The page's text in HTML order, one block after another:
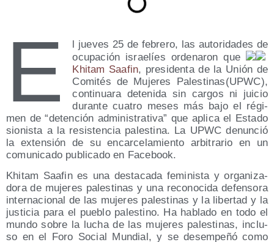
E
l jue­ves 25 de febre­ro, las auto­ri­da­des de
ocu­pa­ción israe­líes orde­na­ron que
Khi­tam Saa­fin, pre­si­den­ta de la Unión de
Comi­tés de Muje­res Palestinas(UPWC),
con­ti­nua­ra dete­ni­da sin car­gos ni jui­cio
duran­te cua­tro meses más bajo el régi­
men de “deten­ción admi­nis­tra­ti­va” que apli­ca el Esta­do
sio­nis­ta a la resis­ten­cia pales­ti­na. La UPWC denun­ció
la exten­sión de su encar­ce­la­mien­to arbi­tra­rio en un
comu­ni­ca­do publi­ca­do en Facebook.
Khi­tam Saa­fin es una des­ta­ca­da femi­nis­ta y orga­ni­za­
do­ra de muje­res pales­ti­nas y una reco­no­ci­da defen­so­ra
inter­na­cio­nal de las muje­res pales­ti­nas y la liber­tad y la
jus­ti­cia para el pue­blo pales­tino. Ha habla­do en todo el
mun­do sobre la lucha de las muje­res pales­ti­nas, inclu­
so en el Foro Social Mun­dial, y se desem­pe­ñó como